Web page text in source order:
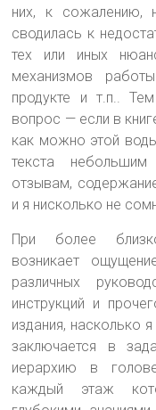
них, к сожалению,
сводилась к
тех или иных
механизмов
продукте и т.п..
вопрос — если в
как можно этой
текста
отзывам,
и я нисколько не
При более
возникает
различных
инструкций и
издания, насколько
заключается в
иерархию в
каждый этаж